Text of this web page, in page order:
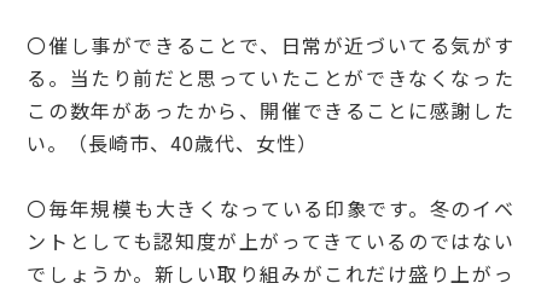
〇催し事ができることで、日常が近づいてる気がす
る。当たり前だと思っていたことができなくなった
この数年があったから、開催できることに感謝した
い。（長崎市、40歳代、女性）
〇毎年規模も大きくなっている印象です。冬のイベ
ントとしても認知度が上がってきているのではない
でしょうか。新しい取り組みがこれだけ盛り上がっ